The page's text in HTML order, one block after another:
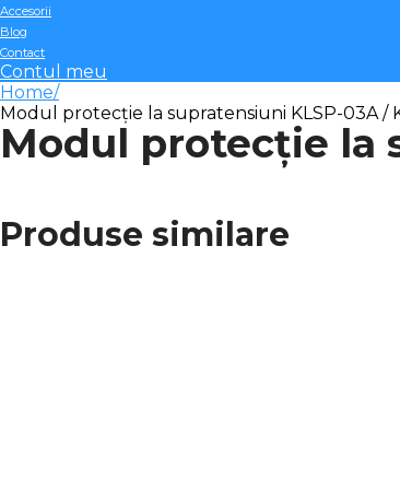
Accesorii
Blog
Contact
Contul meu
Home
Modul protecție la supratensiuni KLSP-03A /
Modul protecție la
Produse similare